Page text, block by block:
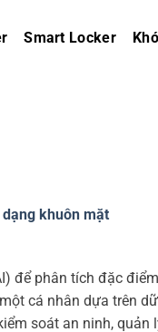
Smart Locker
khuôn mặt
để phân tích đặc điểm
cá nhân dựa trên
soát an ninh, quản